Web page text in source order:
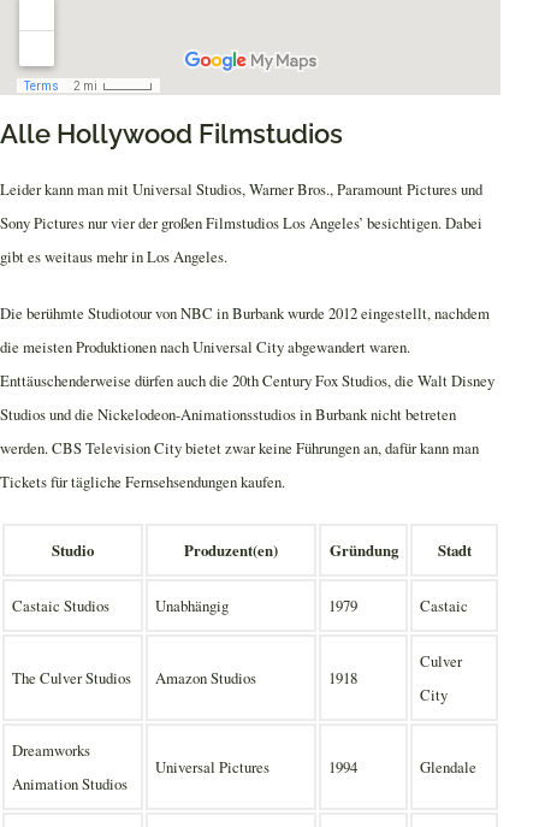
Alle Hollywood Filmstudios
Leider kann man mit Universal Studios, Warner Bros., Paramount Pictures und
Sony Pictures nur vier der großen Filmstudios Los Angeles’ besichtigen. Dabei
gibt es weitaus mehr in Los Angeles.
Die berühmte Studiotour von NBC in Burbank wurde 2012 eingestellt, nachdem
die meisten Produktionen nach Universal City abgewandert waren.
Enttäuschenderweise dürfen auch die 20th Century Fox Studios, die Walt Disney
Studios und die Nickelodeon-Animationsstudios in Burbank nicht betreten
werden. CBS Television City bietet zwar keine Führungen an, dafür kann man
Tickets für tägliche Fernsehsendungen kaufen.
Studio Produzent(en) Gründung Stadt
Castaic Studios Unabhängig 1979 Castaic
The Culver Studios Amazon Studios 1918
Culver
City
Dreamworks
Animation Studios
Universal Pictures 1994 Glendale